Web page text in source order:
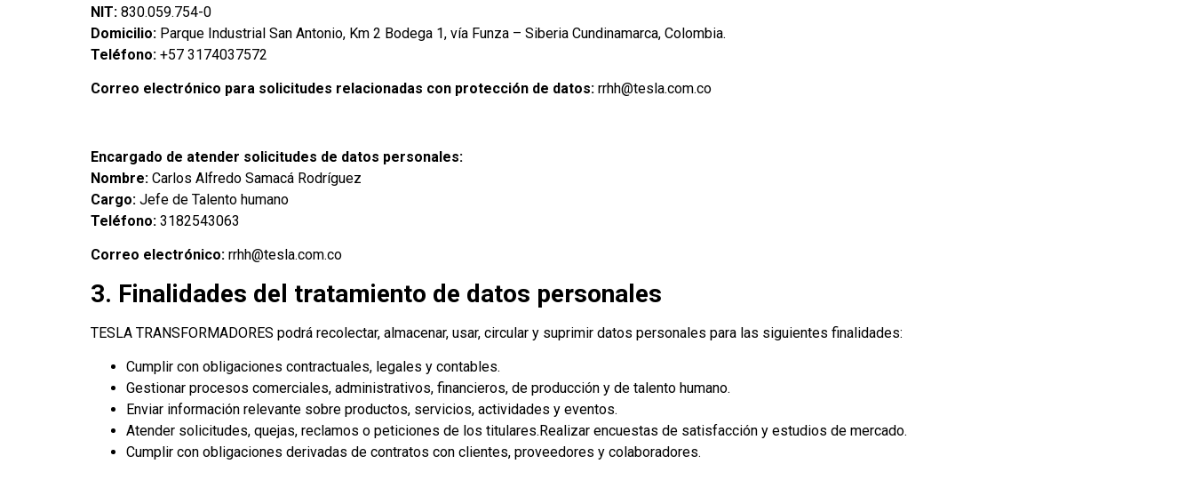
NIT: 830.059.754-0
Domicilio: Parque Industrial San Antonio, Km 2 Bodega 1, vía Funza – Siberia Cundinamarca, Colombia.
Teléfono: +57 3174037572
Correo electrónico para solicitudes relacionadas con protección de datos: rrhh@tesla.com.co
Encargado de atender solicitudes de datos personales:
Nombre: Carlos Alfredo Samacá Rodríguez
Cargo: Jefe de Talento humano
Teléfono: 3182543063
Correo electrónico: rrhh@tesla.com.co
3. Finalidades del tratamiento de datos personales
TESLA TRANSFORMADORES podrá recolectar, almacenar, usar, circular y suprimir datos personales para las siguientes finalidades:
Cumplir con obligaciones contractuales, legales y contables.
Gestionar procesos comerciales, administrativos, financieros, de producción y de talento humano.
Enviar información relevante sobre productos, servicios, actividades y eventos.
Atender solicitudes, quejas, reclamos o peticiones de los titulares.Realizar encuestas de satisfacción y estudios de mercado.
Cumplir con obligaciones derivadas de contratos con clientes, proveedores y colaboradores.